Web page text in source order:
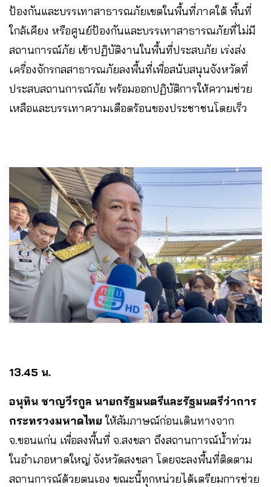
ป้องกันและบรรเทาสาธารณภัยเขตในพื้นที่ภาคใต้ พื้นที่
ใกล้เคียง หรือศูนย์ป้องกันและบรรเทาสาธารณภัยที่ไม่มี
สถานการณ์ภัย เข้าปฏิบัติงานในพื้นที่ประสบภัย เร่งส่ง
เครื่องจักรกลสาธารณภัยลงพื้นที่เพื่อสนับสนุนจังหวัดที่
ประสบสถานการณ์ภัย พร้อมออกปฏิบัติการให้ความช่วย
เหลือและบรรเทาความเดือดร้อนของประชาชนโดยเร็ว
13.45 น.
อนุทิน ชาญวีรกูล นายกรัฐมนตรีและรัฐมนตรีว่าการ
กระทรวงมหาดไทย ให้สัมภาษณ์ก่อนเดินทางจาก
จ.ขอนแก่น เพื่อลงพื้นที่ จ.สงขลา ถึงสถานการณ์น้ำท่วม
ในอำเภอหาดใหญ่ จังหวัดสงขลา โดยจะลงพื้นที่ติดตาม
สถานการณ์ด้วยตนเอง ขณะนี้ทุกหน่วยได้เตรียมการช่วย